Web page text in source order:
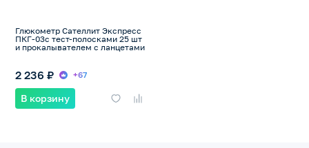
Глюкометр Сателлит Экспресс
ПКГ-03с тест-полосками 25 шт
и прокалывателем с ланцетами
2 236 ₽ +67
В корзину